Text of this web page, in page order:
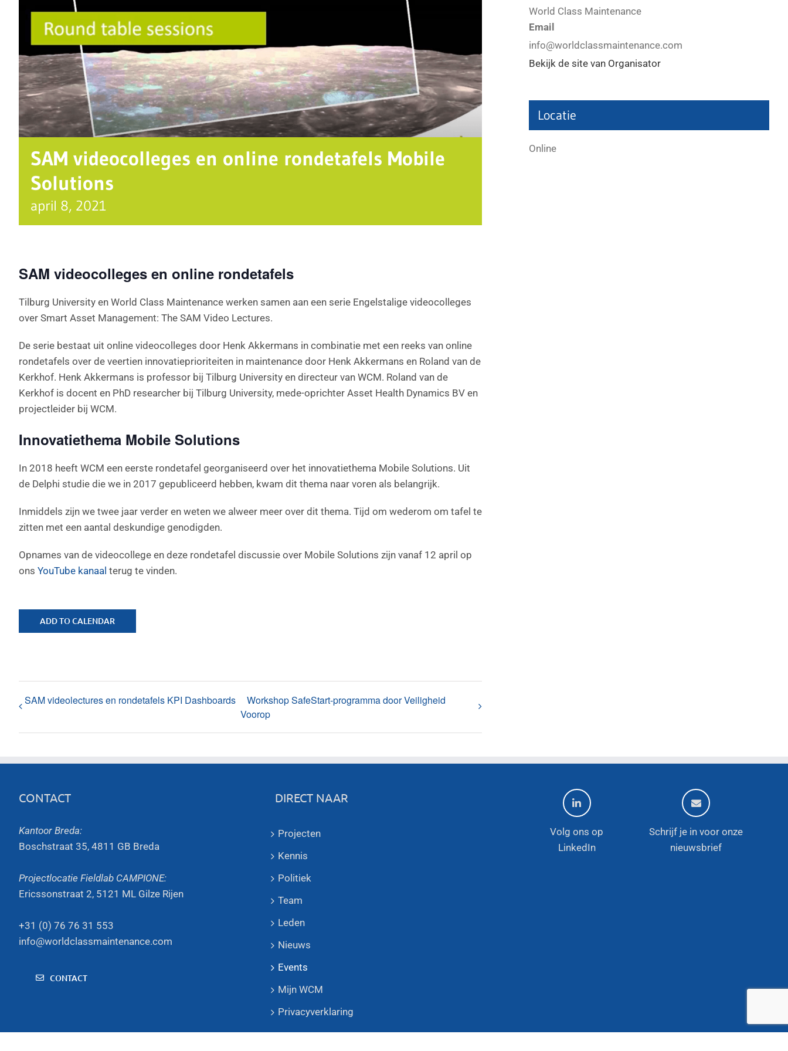
SAM videocolleges en online rondetafels Mobile
Solutions
april 8, 2021
SAM videocolleges en online rondetafels
Tilburg University en World Class Maintenance werken samen aan een serie Engelstalige videocolleges
over Smart Asset Management: The SAM Video Lectures.
De serie bestaat uit online videocolleges door Henk Akkermans in combinatie met een reeks van online
rondetafels over de veertien innovatieprioriteiten in maintenance door Henk Akkermans en Roland van de
Kerkhof. Henk Akkermans is professor bij Tilburg University en directeur van WCM. Roland van de
Kerkhof is docent en PhD researcher bij Tilburg University, mede-oprichter Asset Health Dynamics BV en
projectleider bij WCM.
Innovatiethema Mobile Solutions
In 2018 heeft WCM een eerste rondetafel georganiseerd over het innovatiethema Mobile Solutions. Uit
de Delphi studie die we in 2017 gepubliceerd hebben, kwam dit thema naar voren als belangrijk.
Inmiddels zijn we twee jaar verder en weten we alweer meer over dit thema. Tijd om wederom om tafel te
zitten met een aantal deskundige genodigden.
Opnames van de videocollege en deze rondetafel discussie over Mobile Solutions zijn vanaf 12 april op
ons YouTube kanaal terug te vinden.
ADD TO CALENDAR
SAM videolectures en rondetafels KPI Dashboards
Workshop SafeStart-programma door Veiligheid
Voorop
World Class Maintenance
Email
info@worldclassmaintenance.com
Bekijk de site van Organisator
Locatie
Online
CONTACT
Kantoor Breda:
Boschstraat 35, 4811 GB Breda
Projectlocatie Fieldlab CAMPIONE:
Ericssonstraat 2, 5121 ML Gilze Rijen
+31 (0) 76 76 31 553
info@worldclassmaintenance.com
CONTACT
DIRECT NAAR
Projecten
Kennis
Politiek
Team
Leden
Nieuws
Events
Mijn WCM
Privacyverklaring
Volg ons op
LinkedIn
Schrijf je in voor onze
nieuwsbrief